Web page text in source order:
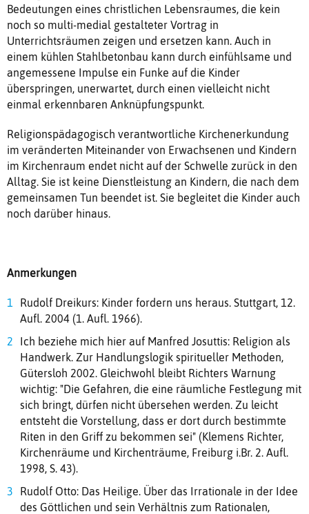
Bedeutungen eines christlichen Lebensraumes, die kein
noch so multi-medial gestalteter Vortrag in
Unterrichtsräumen zeigen und ersetzen kann. Auch in
einem kühlen Stahlbetonbau kann durch einfühlsame und
angemessene Impulse ein Funke auf die Kinder
überspringen, unerwartet, durch einen vielleicht nicht
einmal erkennbaren Anknüpfungspunkt.
Religionspädagogisch verantwortliche Kirchenerkundung
im veränderten Miteinander von Erwachsenen und Kindern
im Kirchenraum endet nicht auf der Schwelle zurück in den
Alltag. Sie ist keine Dienstleistung an Kindern, die nach dem
gemeinsamen Tun beendet ist. Sie begleitet die Kinder auch
noch darüber hinaus.
Anmerkungen
Rudolf Dreikurs: Kinder fordern uns heraus. Stuttgart, 12.
Aufl. 2004 (1. Aufl. 1966).
Ich beziehe mich hier auf Manfred Josuttis: Religion als
Handwerk. Zur Handlungslogik spiritueller Methoden,
Gütersloh 2002. Gleichwohl bleibt Richters Warnung
wichtig: "Die Gefahren, die eine räumliche Festlegung mit
sich bringt, dürfen nicht übersehen werden. Zu leicht
entsteht die Vorstellung, dass er dort durch bestimmte
Riten in den Griff zu bekommen sei" (Klemens Richter,
Kirchenräume und Kirchenträume, Freiburg i.Br. 2. Aufl.
1998, S. 43).
Rudolf Otto: Das Heilige. Über das Irrationale in der Idee
des Göttlichen und sein Verhältnis zum Rationalen,